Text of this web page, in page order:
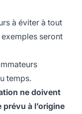
à éviter à tout
seront
temps.
ne doivent
à l’origine